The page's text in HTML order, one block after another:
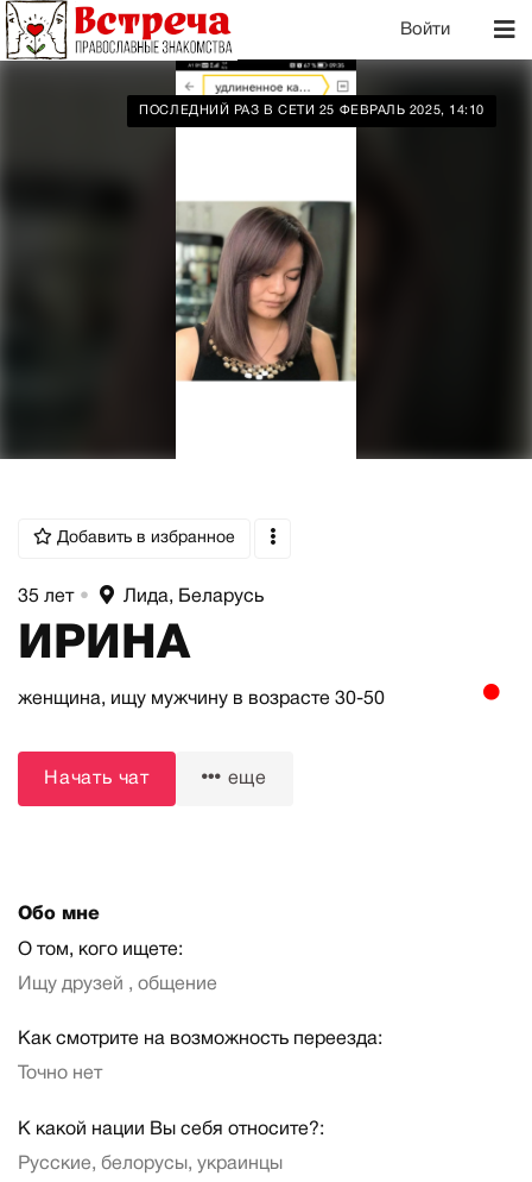
Войти
ПОСЛЕДНИЙ РАЗ В СЕТИ 25 ФЕВРАЛЬ 2025, 14:10
Добавить в избранное
35 лет • Лида, Беларусь
ИРИНА
женщина, ищу мужчину в возрасте 30-50
Начать чат еще
Обо мне
О том, кого ищете:
Ищу друзей , общение
Как смотрите на возможность переезда:
Точно нет
К какой нации Вы себя относите?:
Русские, белорусы, украинцы